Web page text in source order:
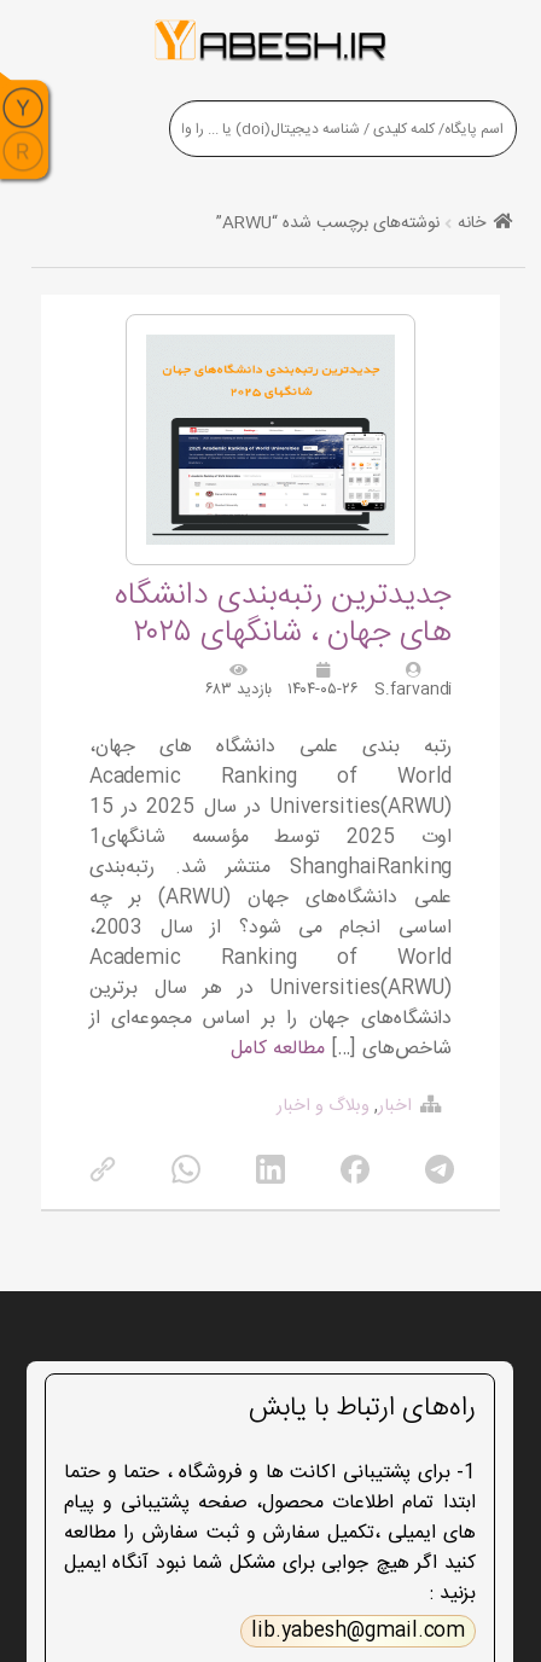
خانه نوشته‌های برچسب شده “ARWU”
جدیدترین رتبه‌بندی دانشگاه
های جهان ، شانگهای ۲۰۲۵
S.farvandi ۱۴۰۴-۰۵-۲۶ بازدید ۶۸۳
رتبه بندی علمی دانشگاه های جهان،
Academic Ranking of World
Universities(ARWU) در سال 2025 در 15
اوت 2025 توسط مؤسسه شانگهای1
ShanghaiRanking منتشر شد. رتبه‌بندی
علمی دانشگاه‌های جهان (ARWU) بر چه
اساسی انجام می شود؟ از سال 2003،
Academic Ranking of World
Universities(ARWU) در هر سال برترین
دانشگاه‌های جهان را بر اساس مجموعه‌ای از
شاخص‌های […] مطالعه کامل
اخبار, وبلاگ و اخبار
راه‌های ارتباط با یابش
1- برای پشتیبانی اکانت ها و فروشگاه ، حتما و حتما
ابتدا تمام اطلاعات محصول، صفحه پشتیبانی و پیام
های ایمیلی ،تکمیل سفارش و ثبت سفارش را مطالعه
کنید اگر هیچ جوابی برای مشکل شما نبود آنگاه ایمیل
بزنید :
lib.yabesh@gmail.com